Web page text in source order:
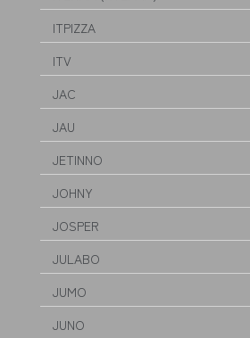
ITPIZZA
ITV
JAC
JAU
JETINNO
JOHNY
JOSPER
JULABO
JUMO
JUNO